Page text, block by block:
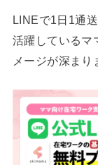
LINEで1日1通
活躍しているマ
メージが深まり